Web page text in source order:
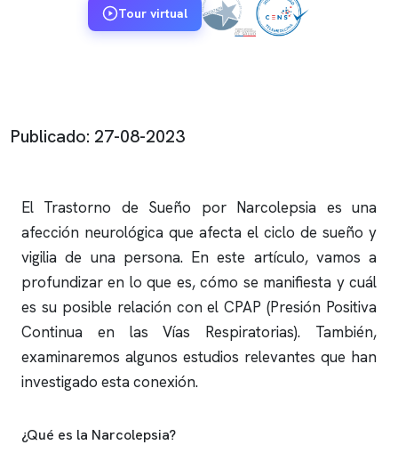
Tour virtual
Publicado: 27-08-2023
El Trastorno de Sueño por Narcolepsia es una
afección neurológica que afecta el ciclo de sueño y
vigilia de una persona. En este artículo, vamos a
profundizar en lo que es, cómo se manifiesta y cuál
es su posible relación con el CPAP (Presión Positiva
Continua en las Vías Respiratorias). También,
examinaremos algunos estudios relevantes que han
investigado esta conexión.
¿Qué es la Narcolepsia?